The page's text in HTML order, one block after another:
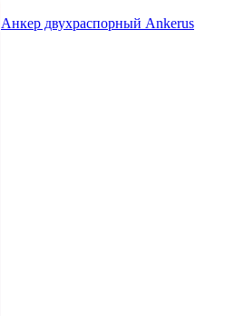
Анкер двухраспорный Ankerus